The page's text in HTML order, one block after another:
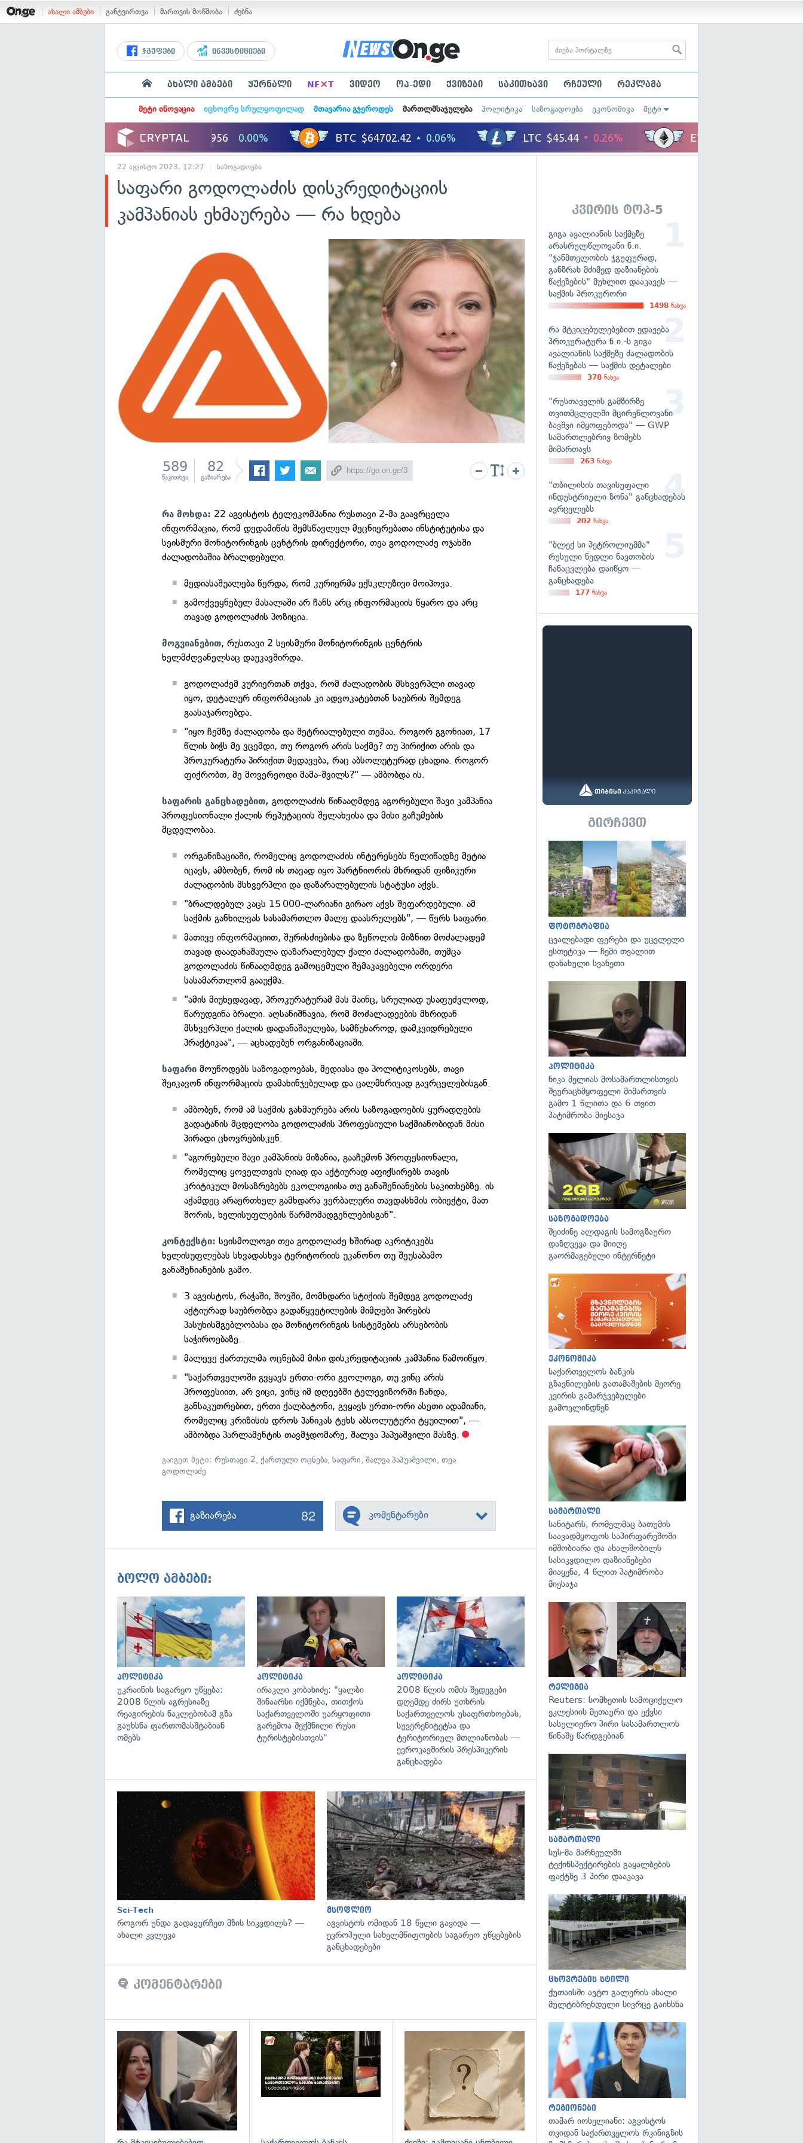
ახალი ამბები განტვირთვა მართვის მოწმობა ძებნა
ჯგუფები ინვესტიციები
ახალი ამბები ჟურნალი NE×T ვიდეო ოპ-ედი ქვიზები საკითხავი რჩეული რეკლამა
მეტი ინოვაცია იცხოვრე სრულყოფილად მთავარია გჯეროდეს მართლმსაჯულება პოლიტიკა საზოგადოება ეკონომიკა მეტი
22 აგვისტო 2023, 12:27 საზოგადოება
საფარი გოდოლაძის დისკრედიტაციის
კამპანიას ეხმაურება — რა ხდება
589
წაკითხვა
82
გაზიარება
რა მოხდა: 22 აგვისტოს ტელეკომპანია რუსთავი 2-მა გაავრცელა
ინფორმაცია, რომ დედამიწის შემსწავლელ მეცნიერებათა ინსტიტუტისა და
სეისმური მონიტორინგის ცენტრის დირექტორი, თეა გოდოლაძე ოჯახში
ძალადობაშია ბრალდებული.
მედიასაშუალება წერდა, რომ კურიერმა ექსკლუზივი მოიპოვა.
გამოქვეყნებულ მასალაში არ ჩანს არც ინფორმაციის წყარო და არც
თავად გოდოლაძის პოზიცია.
მოგვიანებით, რუსთავი 2 სეისმური მონიტორინგის ცენტრის
ხელმძღვანელსაც დაუკავშირდა.
გოდოლაძემ კურიერთან თქვა, რომ ძალადობის მსხვერპლი თავად
იყო, დეტალურ ინფორმაციას კი ადვოკატებთან საუბრის შემდეგ
გაასაჯაროებდა.
"იყო ჩემზე ძალადობა და შეტრიალებული თემაა. როგორ გგონიათ, 17
წლის ბიჭს მე ვცემდი, თუ როგორ არის საქმე? თუ პირიქით არის და
პროკურატურა პირიქით მედავება, რაც აბსოლუტურად ცხადია. როგორ
ფიქრობთ, მე მოვერეოდი მამა-შვილს?" — ამბობდა ის.
საფარის განცხადებით,გოდოლაძის წინააღმდეგ აგორებული შავი კამპანია
პროფესიონალი ქალის რეპუტაციის შელახვისა და მისი გაჩუმების
მცდელობაა.
ორგანიზაციაში, რომელიც გოდოლაძის ინტერესებს წელიწადზე მეტია
იცავს, ამბობენ, რომ ის თავად იყო პარტნიორის მხრიდან ფიზიკური
ძალადობის მსხვერპლი და დაზარალებულის სტატუსი აქვს.
"ბრალდებულ კაცს 15 000-ლარიანი გირაო აქვს შეფარდებული. ამ
საქმის განხილვას სასამართლო მალე დაასრულებს", — წერს საფარი.
მათივე ინფორმაციით, შურისძიებისა და ზეწოლის მიზნით მოძალადემ
თავად დაადანაშაულა დაზარალებულ ქალი ძალადობაში, თუმცა
გოდოლაძის წინააღმდეგ გამოცემული შემაკავებელი ორდერი
სასამართლომ გააუქმა.
"ამის მიუხედავად, პროკურატურამ მას მაინც, სრულიად უსაფუძვლოდ,
წარუდგინა ბრალი. აღსანიშნავია, რომ მოძალადეების მხრიდან
მსხვერპლი ქალის დადანაშაულება, სამწუხაროდ, დამკვიდრებული
პრაქტიკაა", — აცხადებენ ორგანიზაციაში.
საფარი მოუწოდებს საზოგადოებას, მედიასა და პოლიტიკოსებს, თავი
შეიკავონ ინფორმაციის დამახინჯებულად და ცალმხრივად გავრცელებისგან.
ამბობენ, რომ ამ საქმის გახმაურება არის საზოგადოების ყურადღების
გადატანის მცდელობა გოდოლაძის პროფესიული საქმიანობიდან მისი
პირადი ცხოვრებისკენ.
"აგორებული შავი კამპანიის მიზანია, გააჩუმონ პროფესიონალი,
რომელიც ყოველთვის ღიად და აქტიურად აფიქსირებს თავის
კრიტიკულ მოსაზრებებს ეკოლოგიისა თუ განაშენიანების საკითხებზე. ის
აქამდეც არაერთხელ გამხდარა ვერბალური თავდასხმის ობიექტი, მათ
შორის, ხელისუფლების წარმომადგენლებისგან".
კონტექსტი: სეისმოლოგი თეა გოდოლაძე ხშირად აკრიტიკებს
ხელისუფლებას სხვადასხვა ტერიტორიის უკანონო თუ შეუსაბამო
განაშენიანების გამო.
3 აგვისტოს, რაჭაში, შოვში, მომხდარი სტიქიის შემდეგ გოდოლაძე
აქტიურად საუბრობდა გადაწყვეტილების მიმღები პირების
პასუხისმგებლობასა და მონიტორინგის სისტემების არსებობის
საჭიროებაზე.
მალევე ქართულმა ოცნებამ მისი დისკრედიტაციის კამპანია წამოიწყო.
"საქართველოში გვყავს ერთი-ორი გეოლოგი, თუ ვინც არის
პროფესიით, არ ვიცი, ვინც იმ დღეებში ტელევიზორში ჩანდა,
განსაკუთრებით, ერთი ქალბატონი, გვყავს ერთი-ორი ასეთი ადამიანი,
რომელიც კრიზისის დროს პანიკას ტეხს აბსოლუტური ტყუილით", —
ამბობდა პარლამენტის თავმჯდომარე, შალვა პაპუაშვილი მასზე.
გაიგეთ მეტი:რუსთავი 2,ქართული ოცნება,საფარი,შალვა პაპუაშვილი,თეა
გოდოლაძე
გაზიარება 82 კომენტარები
ბოლო ამბები:
პოლიტიკა
უკრაინის საგარეო უწყება:
2008 წლის აგრესიაზე
რეაგირების ნაკლებობამ გზა
გაუხსნა ფართომასშტაბიან
ომებს
გადახედვა
პოლიტიკა
ირაკლი კობახიძე: "ყალბი
შინაარსი იქმნება, თითქოს
საქართველოში უარყოფითი
გარემოა შექმნილი რუსი
ტურისტებისთვის"
გადახედვა
პოლიტიკა
2008 წლის ომის შედეგები
დღემდე ძირს უთხრის
საქართველოს უსაფრთხოებას,
სუვერენიტეტსა და
ტერიტორიულ მთლიანობას —
ევროკავშირის პრესპიკერის
განცხადება
გადახედვა
Sci-Tech
როგორ უნდა გადავურჩეთ მზის სიკვდილს? —
ახალი კვლევა
გადახედვა
მსოფლიო
აგვისტოს ომიდან 18 წელი გავიდა —
ევროპული სახელმწიფოების საგარეო უწყებების
განცხადებები
კომენტარები
გადახედვა
კვირის ტოპ-5
გიგა ავალიანის საქმეზე
არასრულწლოვანი ნ.ი.
"ჯანმთელობის ჯგუფურად,
განზრახ მძიმედ დაზიანების
წაქეზების" მუხლით დააკავეს —
საქმის პროკურორი
1498 ნახვა
რა მტკიცებულებებით ედავება
პროკურატურა ნ.ი.-ს გიგა
ავალიანის საქმეზე ძალადობის
წაქეზებას — საქმის დეტალები
378 ნახვა
"რუსთაველის გამზირზე
თვითმცლელში მცირეწლოვანი
ბავშვი იმყოფებოდა" — GWP
სამართლებრივ ზომებს
მიმართავს
263 ნახვა
"თბილისის თავისუფალი
ინდუსტრიული ზონა" განცხადებას
ავრცელებს
202 ნახვა
"ბლექ სი პეტროლიუმმა"
რუსული ნედლი ნავთობის
ჩანაცვლება დაიწყო —
განცხადება
177 ნახვა
გირჩევთ
ფოტოგრაფია
ცვალებადი ფერები და უცვლელი
ესთეტიკა — ჩემი თვალით
დანახული სვანეთი
პოლიტიკა
ნიკა მელიას მოსამართლისთვის
შეურაცხმყოფელი მიმართვის
გამო 1 წლითა და 6 თვით
პატიმრობა მიესაჯა
საზოგადოება
შეიძინე ალდაგის სამოგზაურო
დაზღვევა და მიიღე
გაორმაგებული ინტერნეტი
ეკონომიკა
საქართველოს ბანკის
გზავნილების გათამაშების მეორე
კვირის გამარჯვებულები
გამოვლინდნენ
სამართალი
სანიტარს, რომელმაც ბათუმის
საავადმყოფოს საპირფარეშოში
იმშობიარა და ახალშობილს
სასიკვდილო დაზიანებები
მიაყენა, 4 წლით პატიმრობა
მიესაჯა
რელიგია
Reuters: სომხეთის სამოციქულო
ეკლესიის მეთაური და ექვსი
სასულიერო პირი სასამართლოს
წინაშე წარდგებიან
სამართალი
სუს-მა მარნეულში
ტექინსპექტირების გაყალბების
ფაქტზე 3 პირი დააკავა
ცხოვრების სტილი
ქუთაისში ავტო გალერის ახალი
მულტიბრენდული სივრცე გაიხსნა
რეგიონები
თამარ იოსელიანი: აგვისტოს
თვიდან საქართველოს რკინიგზის